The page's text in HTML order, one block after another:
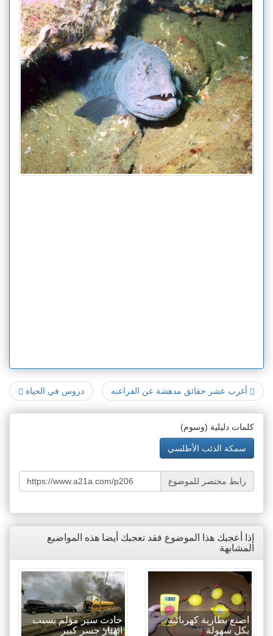
دروس في الحياة أغرب عشر حقائق مدهشة عن الفراعنه
كلمات دليلية (وسوم)
سمكة الذئب الأطلسي
رابط مختصر للموضوع
إذا أعجبك هذا الموضوع فقد تعجبك أيضا هذه المواضيع
المشابهة
اصنع بطارية كهربائية
بكل سهولة
حادث سير مؤلم بسبب
انهيار جسر كبير